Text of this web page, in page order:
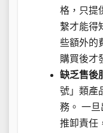
格，只提
繫才能得
些額外的
購買後才
缺乏售後
號」類產
務。 一
推卸責任